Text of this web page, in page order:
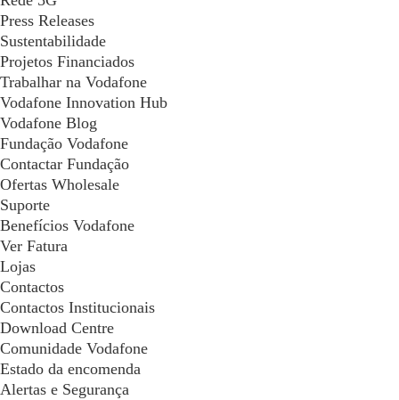
Press Releases
Sustentabilidade
Projetos Financiados
Trabalhar na Vodafone
Vodafone Innovation Hub
Vodafone Blog
Fundação Vodafone
Contactar Fundação
Ofertas Wholesale
Suporte
Benefícios Vodafone
Ver Fatura
Lojas
Contactos
Contactos Institucionais
Download Centre
Comunidade Vodafone
Estado da encomenda
Alertas e Segurança